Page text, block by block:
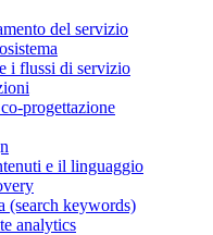
del servizio
i flussi di servizio
progettazione
e il linguaggio
(search keywords)
analytics